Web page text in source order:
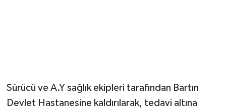
Sürücü ve A.Y sağlık ekipleri tarafından Bartın
Devlet Hastanesine kaldırılarak, tedavi altına